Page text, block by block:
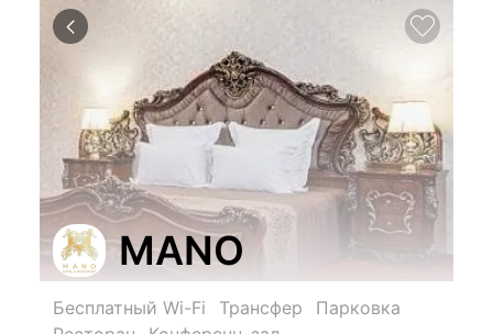
MANO
Бесплатный Wi-Fi Трансфер
Парковка